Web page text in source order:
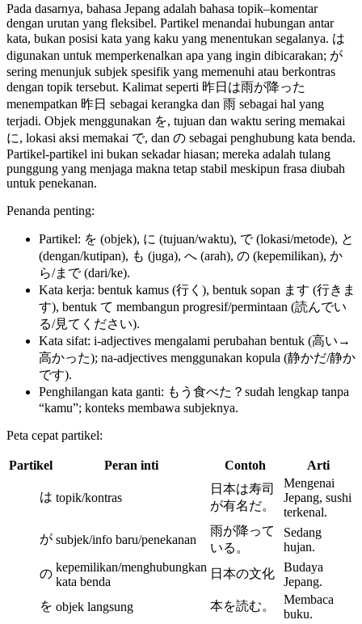
Pada dasarnya, bahasa Jepang adalah bahasa topik–komentar
dengan urutan yang fleksibel. Partikel menandai hubungan antar
kata, bukan posisi kata yang kaku yang menentukan segalanya. は
digunakan untuk memperkenalkan apa yang ingin dibicarakan; が
sering menunjuk subjek spesifik yang memenuhi atau berkontras
dengan topik tersebut. Kalimat seperti 昨日は雨が降った
menempatkan 昨日 sebagai kerangka dan 雨 sebagai hal yang
terjadi. Objek menggunakan を, tujuan dan waktu sering memakai
に, lokasi aksi memakai で, dan の sebagai penghubung kata benda.
Partikel-partikel ini bukan sekadar hiasan; mereka adalah tulang
punggung yang menjaga makna tetap stabil meskipun frasa diubah
untuk penekanan.
Penanda penting:
Partikel: を (objek), に (tujuan/waktu), で (lokasi/metode), と
(dengan/kutipan), も (juga), へ (arah), の (kepemilikan), か
ら/まで (dari/ke).
Kata kerja: bentuk kamus (行く), bentuk sopan ます (行きま
す), bentuk て membangun progresif/permintaan (読んでい
る/見てください).
Kata sifat: i‑adjectives mengalami perubahan bentuk (高い→
高かった); na‑adjectives menggunakan kopula (静かだ/静か
です).
Penghilangan kata ganti: もう食べた？sudah lengkap tanpa
“kamu”; konteks membawa subjeknya.
Peta cepat partikel:
Partikel Peran inti Contoh Arti
は topik/kontras
日本は寿司
が有名だ。
Mengenai
Jepang, sushi
terkenal.
が subjek/info baru/penekanan
雨が降って
いる。
Sedang
hujan.
の kepemilikan/menghubungkan
kata benda
日本の文化
Budaya
Jepang.
を objek langsung 本を読む。
Membaca
buku.